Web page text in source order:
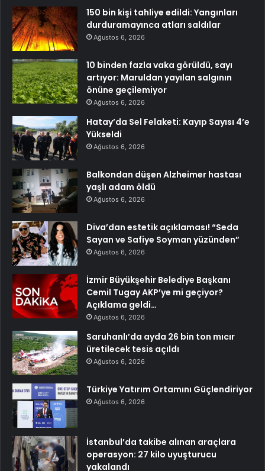
150 bin kişi tahliye edildi: Yangınları
durduramayınca atları saldılar
Ağustos 6, 2026
10 binden fazla vaka görüldü, sayı
artıyor: Maruldan yayılan salgının
önüne geçilemiyor
Ağustos 6, 2026
Hatay’da Sel Felaketi: Kayıp Sayısı 4’e
Yükseldi
Ağustos 6, 2026
Balkondan düşen Alzheimer hastası
yaşlı adam öldü
Ağustos 6, 2026
Diva’dan estetik açıklaması! “Seda
Sayan ve Safiye Soyman yüzünden”
Ağustos 6, 2026
İzmir Büyükşehir Belediye Başkanı
Cemil Tugay AKP’ye mi geçiyor?
Açıklama geldi…
Ağustos 6, 2026
Saruhanlı’da ayda 26 bin ton mıcır
üretilecek tesis açıldı
Ağustos 6, 2026
Türkiye Yatırım Ortamını Güçlendiriyor
Ağustos 6, 2026
İstanbul’da takibe alınan araçlara
operasyon: 27 kilo uyuşturucu
yakalandı